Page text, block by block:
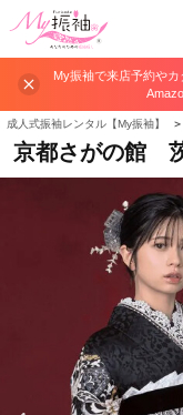
My振袖で来店予約や
成人式振袖レンタル【My振袖】 ＞
京都さがの館